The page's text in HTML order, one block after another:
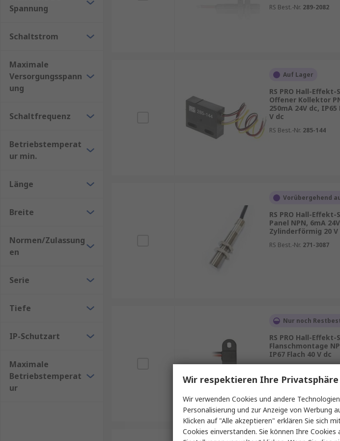
Schalten zwischen zwei definierten Zuständen (z. B. ein/aus), abhängig von der
Spannung
Schaltstrom
Maximale
Versorgungsspann
ung
Schaltfrequenz
Betriebstemperat
ur min.
Länge
Breite
Normen/Zulassung
en
Serie
Tiefe
IP-Schutzart
Maximale
Betriebstemperat
ur
RS Best.-Nr. 289-2082
Auf Lager
RS PRO Hall-Effekt-
Offener Kollektor
250mA 24V dc, IP65
V dc
RS Best.-Nr. 285-144
Vorübergehend
RS PRO Hall-Effekt-
Panel NPN, 6mA
Zylinderförmig 20 V
RS Best.-Nr. 271-3087
Nur noch
RS PRO Hall-Effekt-
Flanschmontage
IP67 Flach 40 V dc
Wir respektieren Ihre Privatsphäre
Wir verwenden Cookies und andere
Personalisierung und zur Anzeige von Werbung
Klicken auf "Alle akzeptieren" erklären Sie sich
Cookies einverstanden. Sie können Ihre